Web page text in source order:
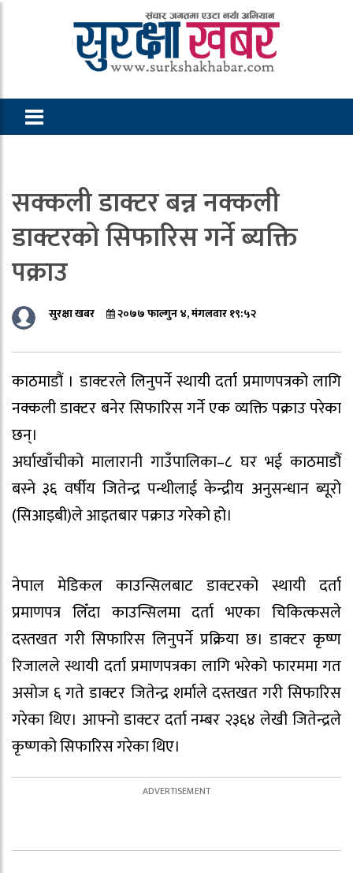
सक्कली डाक्टर बन्न नक्कली
डाक्टरको सिफारिस गर्ने ब्यक्ति
पक्राउ
सुरक्षा खबर २०७७ फाल्गुन ४, मंगलवार १९:५२
काठमाडौं । डाक्टरले लिनुपर्ने स्थायी दर्ता प्रमाणपत्रको लागि
नक्कली डाक्टर बनेर सिफारिस गर्ने एक व्यक्ति पक्राउ परेका
छन्।
अर्घाखाँचीको मालारानी गाउँपालिका–८ घर भई काठमाडौं
बस्ने ३६ वर्षीय जितेन्द्र पन्थीलाई केन्द्रीय अनुसन्धान ब्यूरो
(सिआइबी)ले आइतबार पक्राउ गरेको हो।
नेपाल मेडिकल काउन्सिलबाट डाक्टरको स्थायी दर्ता
प्रमाणपत्र लिँदा काउन्सिलमा दर्ता भएका चिकित्कसले
दस्तखत गरी सिफारिस लिनुपर्ने प्रक्रिया छ। डाक्टर कृष्ण
रिजालले स्थायी दर्ता प्रमाणपत्रका लागि भरेको फारममा गत
असोज ६ गते डाक्टर जितेन्द्र शर्माले दस्तखत गरी सिफारिस
गरेका थिए। आफ्नो डाक्टर दर्ता नम्बर २३६४ लेखी जितेन्द्रले
कृष्णको सिफारिस गरेका थिए।